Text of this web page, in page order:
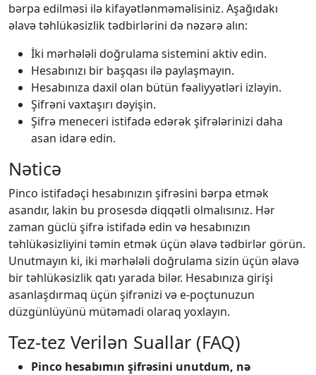
bərpa edilməsi ilə kifayətlənməməlisiniz. Aşağıdakı
əlavə təhlükəsizlik tədbirlərini də nəzərə alın:
İki mərhələli doğrulama sistemini aktiv edin.
Hesabınızı bir başqası ilə paylaşmayın.
Hesabınıza daxil olan bütün fəaliyyətləri izləyin.
Şifrəni vaxtaşırı dəyişin.
Şifrə meneceri istifadə edərək şifrələrinizi daha
asan idarə edin.
Nəticə
Pinco istifadəçi hesabınızın şifrəsini bərpa etmək
asandır, lakin bu prosesdə diqqətli olmalısınız. Hər
zaman güclü şifrə istifadə edin və hesabınızın
təhlükəsizliyini təmin etmək üçün əlavə tədbirlər görün.
Unutmayın ki, iki mərhələli doğrulama sizin üçün əlavə
bir təhlükəsizlik qatı yarada bilər. Hesabınıza girişi
asanlaşdırmaq üçün şifrənizi və e-poçtunuzun
düzgünlüyünü mütəmadi olaraq yoxlayın.
Tez-tez Verilən Suallar (FAQ)
Pinco hesabımın şifrəsini unutdum, nə